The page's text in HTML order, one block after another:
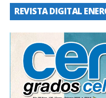
REVISTA DIGITAL